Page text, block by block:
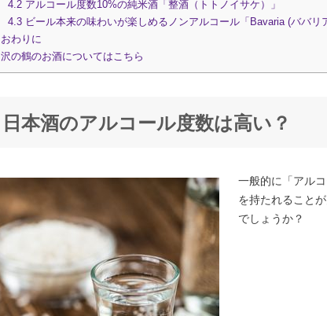
4.2アルコール度数10%の純米酒「整酒（トトノイサケ）」
4.3ビール本来の味わいが楽しめるノンアルコール「Bavaria (ババリ
おわりに
沢の鶴のお酒についてはこちら
日本酒のアルコール度数は高い？
一般的に「アル
を持たれること
でしょうか？